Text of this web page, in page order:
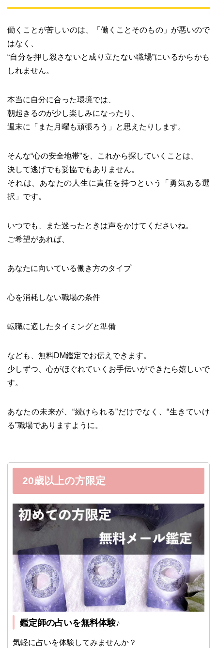
働くことが苦しいのは、「働くことそのもの」が悪いので
はなく、
“自分を押し殺さないと成り立たない職場”にいるからかも
しれません。
本当に自分に合った環境では、
朝起きるのが少し楽しみになったり、
週末に「また月曜も頑張ろう」と思えたりします。
そんな“心の安全地帯”を、これから探していくことは、
決して逃げでも妥協でもありません。
それは、あなたの人生に責任を持つという「勇気ある選
択」です。
いつでも、また迷ったときは声をかけてくださいね。
ご希望があれば、
あなたに向いている働き方のタイプ
心を消耗しない職場の条件
転職に適したタイミングと準備
なども、無料DM鑑定でお伝えできます。
少しずつ、心がほぐれていくお手伝いができたら嬉しいで
す。
あなたの未来が、“続けられる”だけでなく、“生きていけ
る”職場でありますように。
20歳以上の方限定
鑑定師の占いを無料体験♪
気軽に占いを体験してみませんか？